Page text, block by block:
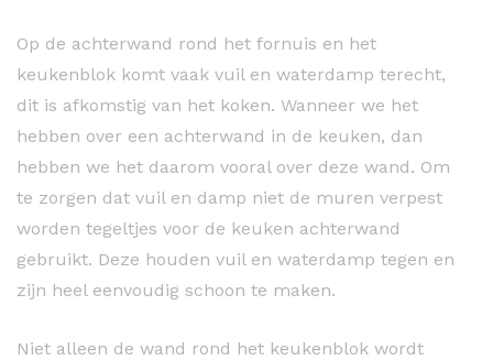
Op de achterwand rond het fornuis en het
keukenblok komt vaak vuil en waterdamp terecht,
dit is afkomstig van het koken. Wanneer we het
hebben over een achterwand in de keuken, dan
hebben we het daarom vooral over deze wand. Om
te zorgen dat vuil en damp niet de muren verpest
worden tegeltjes voor de keuken achterwand
gebruikt. Deze houden vuil en waterdamp tegen en
zijn heel eenvoudig schoon te maken.
Niet alleen de wand rond het keukenblok wordt